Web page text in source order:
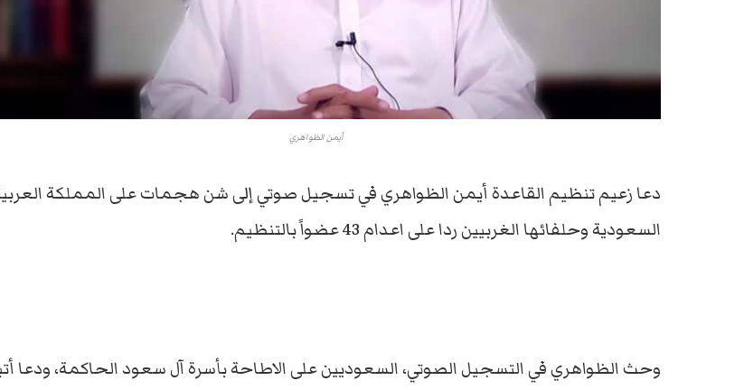
أيمن الظواهري
دعا زعيم تنظيم القاعدة أيمن الظواهري في تسجيل صوتي إلى شن هجمات على المملكة
السعودية وحلفائها الغربيين ردا على اعدام 43 عضواً بالتنظيم.
وحث الظواهري في التسجيل الصوتي، السعوديين على الاطاحة بأسرة آل سعود الحاكمة، ودعا